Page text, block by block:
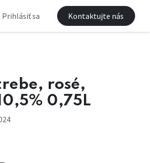
Prihlásiť sa Kontaktujte nás
rosé,
0,75L